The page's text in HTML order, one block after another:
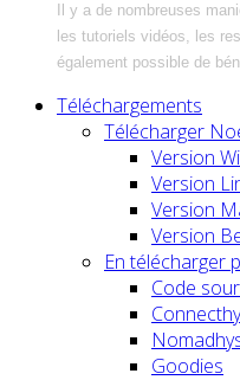
Il y a de nombreuses
les tutoriels vidéos, les
également possible de
Téléchargements
Télécharger
Version
Version
Version
Version
En télécharger
Code
Goodies